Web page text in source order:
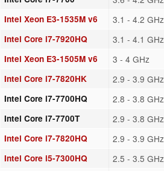
Intel Xeon E3-1535M v6 3.1 - 4.2 GHz
Intel Core i7-7920HQ 3.1 - 4.1 GHz
Intel Xeon E3-1505M v6 3 - 4 GHz
Intel Core i7-7820HK 2.9 - 3.9 GHz
Intel Core i7-7700HQ 2.8 - 3.8 GHz
Intel Core i7-7700T 2.9 - 3.8 GHz
Intel Core i7-7820HQ 2.9 - 3.9 GHz
Intel Core i5-7300HQ 2.5 - 3.5 GHz